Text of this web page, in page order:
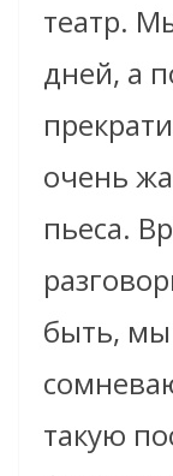
театр.
дней, а
очень
пьеса.
быть, мы
такую